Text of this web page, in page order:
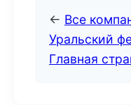
← Все
Уральский
Главная